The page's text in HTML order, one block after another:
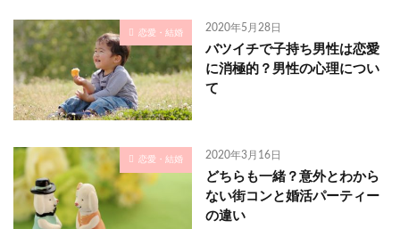
恋愛・結婚 2020年5月28日
バツイチで子持ち男性は恋愛
に消極的？男性の心理につい
て
恋愛・結婚 2020年3月16日
どちらも一緒？意外とわから
ない街コンと婚活パーティー
の違い